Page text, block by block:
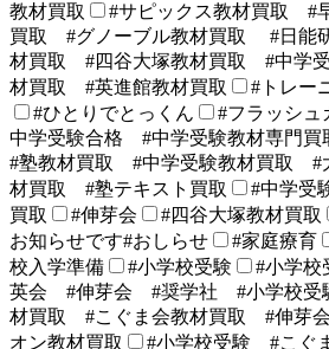
教材買取
#サピックス教材買取 #
買取 #グノーブル教材買取 #日能
材買取 #四谷大塚教材買取 #中学受
材買取 #英進館教材買取
#トレー
#ひとりでとっくん
#フラッシュ
中学受験合格 #中学受験教材専門
#塾教材買取 #中学受験教材買取
材買取 #塾テキスト買取
#中学受
買取
#伸芽会 #四谷大塚教材買取
お知らせです#おしらせ
#家庭療育
校入学準備
#小学校受験
#小学
英会 #伸芽会 #奨学社 #小学校受
材買取 #こぐま会教材買取 #伸芽
オン教材買取
#小学校受験 #こ